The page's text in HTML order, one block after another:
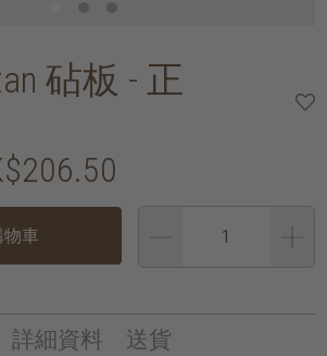
砧板 - 正
物車
詳細資料 送貨